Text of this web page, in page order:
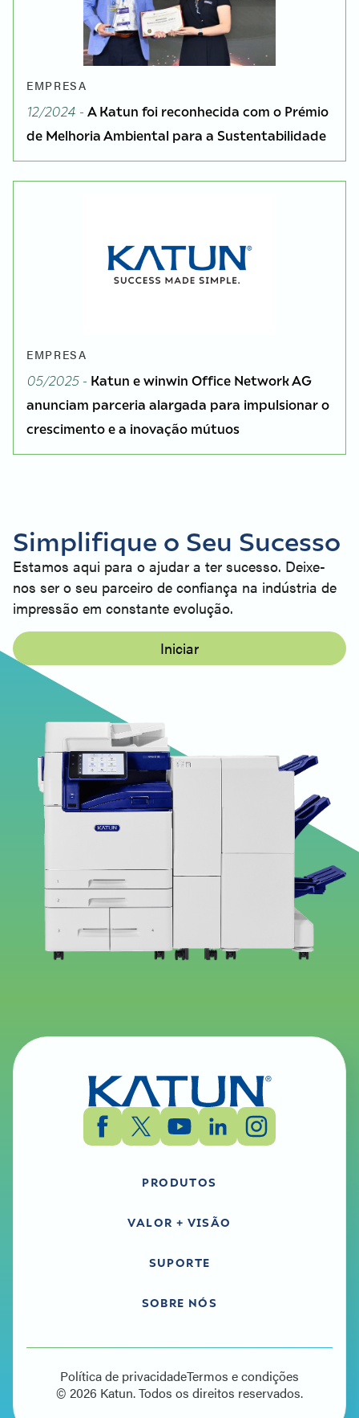
EMPRESA
12/2024 - A Katun foi reconhecida com o Prémio
de Melhoria Ambiental para a Sustentabilidade
EMPRESA
05/2025 - Katun e winwin Office Network AG
anunciam parceria alargada para impulsionar o
crescimento e a inovação mútuos
Simplifique o Seu Sucesso
Estamos aqui para o ajudar a ter sucesso. Deixe-
nos ser o seu parceiro de confiança na indústria de
impressão em constante evolução.
Iniciar
PRODUTOS
VALOR + VISÃO
SUPORTE
SOBRE NÓS
© 2026 Katun. Todos os direitos reservados.
Política de privacidadeTermos e condições